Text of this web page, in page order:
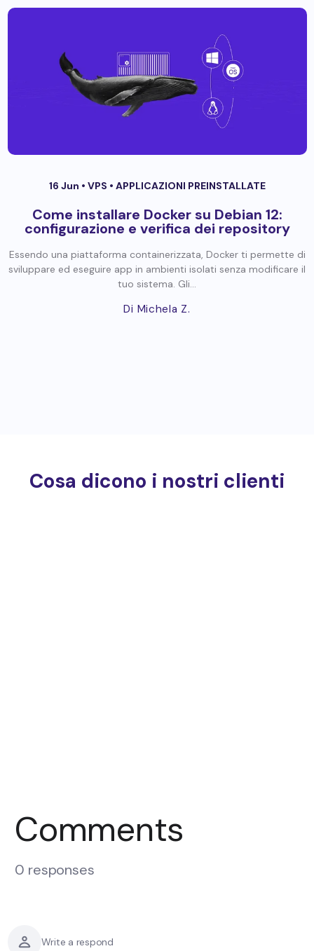
16 Jun • VPS • APPLICAZIONI PREINSTALLATE
Come installare Docker su Debian 12:
configurazione e verifica dei repository
Essendo una piattaforma containerizzata, Docker ti permette di
sviluppare ed eseguire app in ambienti isolati senza modificare il
tuo sistema. Gli...
Di Michela Z.
Cosa dicono i nostri clienti
Comments
0 responses
Write a respond